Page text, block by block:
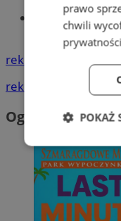
Śląski
reklama
reklama
Ogłoszenia
prawo
chwili
prywatności
POKAŻ